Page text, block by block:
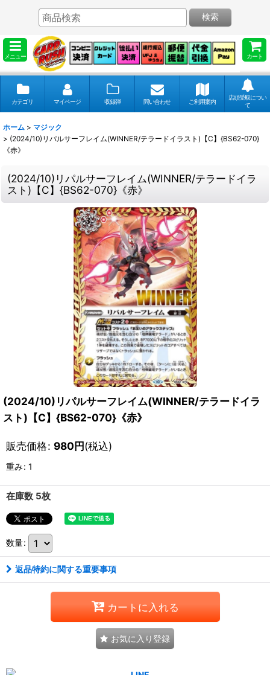
メニュー カート
検索
カテゴリ マイページ 収録弾 問い合わせ ご利用案内
店頭受取につい
て
ホーム > マジック
> (2024/10)リパルサーフレイム(WINNER/テラードイラスト)【C】{BS62-070}
《赤》
(2024/10)リパルサーフレイム(WINNER/テラードイラ
スト)【C】{BS62-070}《赤》
(2024/10)リパルサーフレイム(WINNER/テラードイラ
スト)【C】{BS62-070}《赤》
販売価格: 980円(税込)
重み: 1
在庫数 5枚
数量:
返品特約に関する重要事項
カートに入れる
お気に入り登録